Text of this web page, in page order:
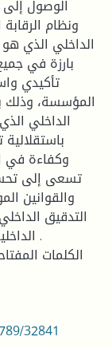
الوصول
ونظام
الداخلي الذي
بارزة في
تأكيدي
المؤسسة،
الداخلي
وكفاءة في
تسعى إلى
والقوانين
التدقيق
الكلمات
32841